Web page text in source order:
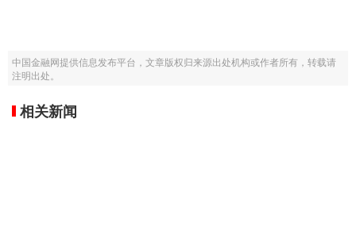
中国金融网提供信息发布平台，文章版权归来源出处机构或作者所有，转载请
注明出处。
相关新闻